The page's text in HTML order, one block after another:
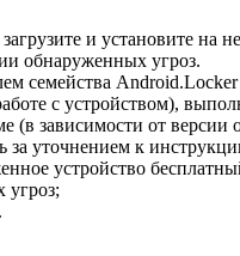
и установите на
обнаруженных угроз.
семейства
с устройством),
зависимости от
уточнением к
устройство
угроз;